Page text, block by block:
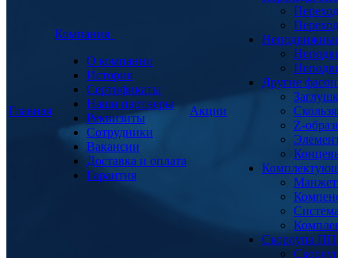
Главная
Компания
О компании
История
Сертификаты
Наши партнеры
Реквизиты
Сотрудники
Вакансии
Доставка и оплата
Гарантия
Акции
Другие
Z-
Скорлупа